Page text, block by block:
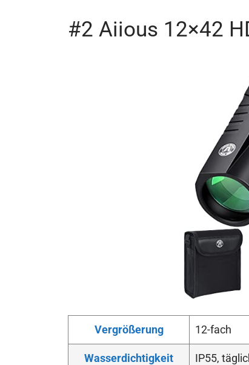
#2 Aiious 12×42
Vergrößerung 12-fach
Wasserdichtigkeit IP55,